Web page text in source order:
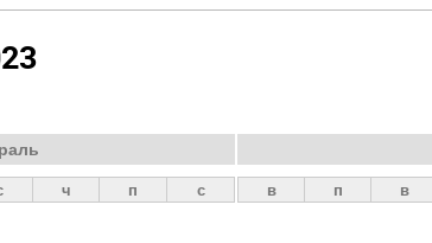
ч п с в п в